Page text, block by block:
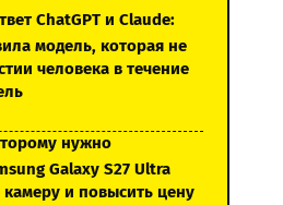
ChatGPT и Claude:
модель, которая не
человека в течение
нужно
Galaxy S27 Ultra
и повысить цену